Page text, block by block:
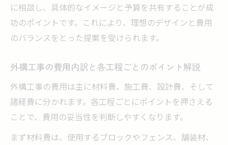
に相談し、具体的なイメージと予算を共有することが成
功のポイントです。これにより、理想のデザインと費用
のバランスをとった提案を受けられます。
外構工事の費用内訳と各工程ごとのポイント解説
外構工事の費用は主に材料費、施工費、設計費、そして
諸経費に分かれます。各工程ごとにポイントを押さえる
ことで、費用の妥当性を判断しやすくなります。
まず材料費は、使用するブロックやフェンス、舗装材、